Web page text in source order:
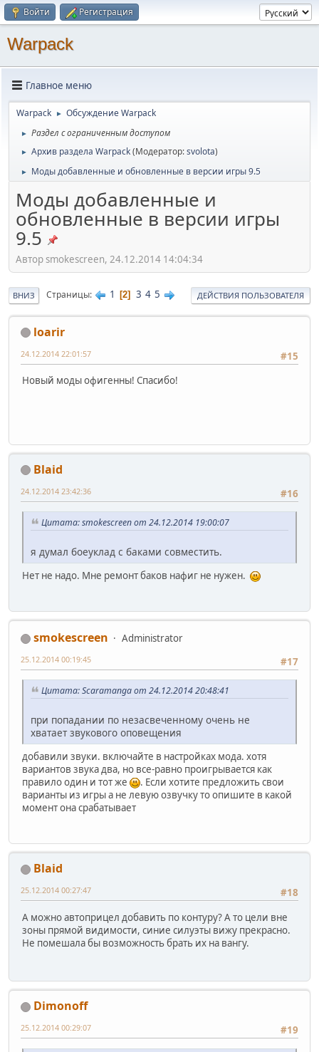
Войти Регистрация
Warpack
Главное меню
Warpack ► Обсуждение Warpack
► Раздел с ограниченным доступом
► Архив раздела Warpack(Модератор:svolota)
► Моды добавленные и обновленные в версии игры 9.5
Моды добавленные и
обновленные в версии игры
9.5
Автор smokescreen, 24.12.2014 14:04:34
ВНИЗ Страницы 1 2 3 4 5 ДЕЙСТВИЯ ПОЛЬЗОВАТЕЛЯ
loarir
#15
24.12.2014 22:01:57
Новый моды офигенны! Спасибо!
Blaid
#16
24.12.2014 23:42:36
Цитата: smokescreen от 24.12.2014 19:00:07
я думал боеуклад с баками совместить.
Нет не надо. Мне ремонт баков нафиг не нужен.
smokescreen
Administrator
#17
25.12.2014 00:19:45
Цитата: Scaramanga от 24.12.2014 20:48:41
при попадании по незасвеченному очень не
хватает звукового оповещения
добавили звуки. включайте в настройках мода. хотя
вариантов звука два, но все-равно проигрывается как
правило один и тот же
. Если хотите предложить свои
варианты из игры а не левую озвучку то опишите в какой
момент она срабатывает
Blaid
#18
25.12.2014 00:27:47
А можно автоприцел добавить по контуру? А то цели вне
зоны прямой видимости, синие силуэты вижу прекрасно.
Не помешала бы возможность брать их на вангу.
Dimonoff
#19
25.12.2014 00:29:07